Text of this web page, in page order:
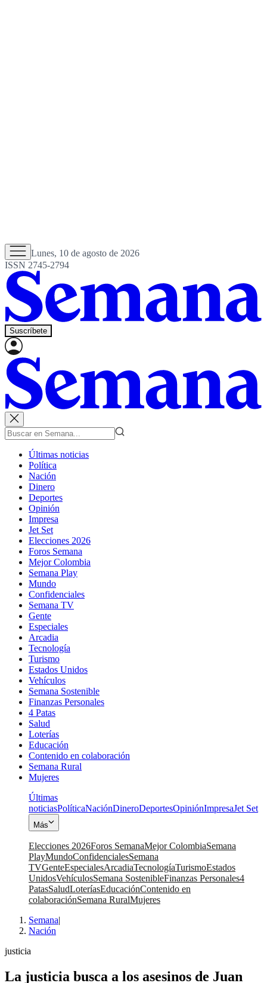
Lunes, 10 de agosto de 2026
ISSN 2745-2794
Suscríbete
Últimas noticias
Política
Nación
Dinero
Deportes
Opinión
Impresa
Jet Set
Elecciones 2026
Foros Semana
Mejor Colombia
Semana Play
Mundo
Confidenciales
Semana TV
Gente
Especiales
Arcadia
Tecnología
Turismo
Estados Unidos
Vehículos
Semana Sostenible
Finanzas Personales
4 Patas
Salud
Loterías
Educación
Contenido en colaboración
Semana Rural
Mujeres
Últimas
noticiasPolíticaNaciónDineroDeportesOpiniónImpresaJet Set
Más
Elecciones 2026Foros SemanaMejor ColombiaSemana
PlayMundoConfidencialesSemana
TVGenteEspecialesArcadiaTecnologíaTurismoEstados
UnidosVehículosSemana SostenibleFinanzas Personales4
PatasSaludLoteríasEducaciónContenido en
colaboraciónSemana RuralMujeres
Semana|
Nación
justicia
La justicia busca a los asesinos de Juan